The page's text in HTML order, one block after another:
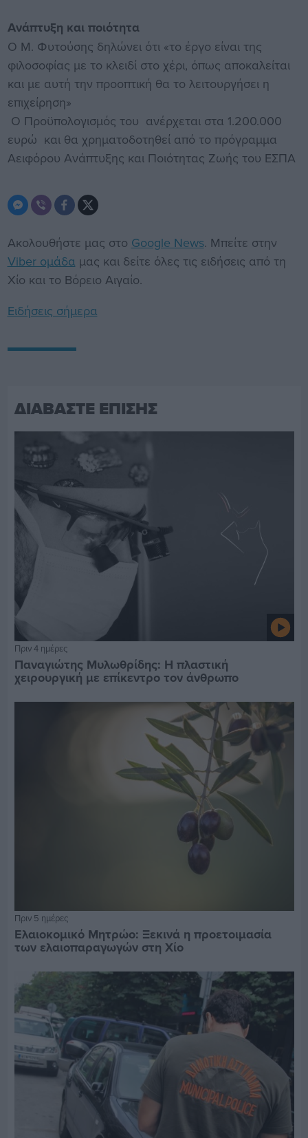
Ανάπτυξη και ποιότητα
Ο Μ. Φυτούσης δηλώνει ότι «το έργο είναι της
φιλοσοφίας με το κλειδί στο χέρι, όπως αποκαλείται
και με αυτή την προοπτική θα το λειτουργήσει η
επιχείρηση»
Ο Προϋπολογισμός του ανέρχεται στα 1.200.000
ευρώ και θα χρηματοδοτηθεί από το πρόγραμμα
Αειφόρου Ανάπτυξης και Ποιότητας Ζωής του ΕΣΠΑ
Ακολουθήστε μας στο Google News. Μπείτε στην
Viber ομάδα μας και δείτε όλες τις ειδήσεις από τη
Χίο και το Βόρειο Αιγαίο.
Ειδήσεις σήμερα
ΔΙΑΒΑΣΤΕ ΕΠΙΣΗΣ
Πριν 4 ημέρες
Παναγιώτης Μυλωθρίδης: Η πλαστική
χειρουργική με επίκεντρο τον άνθρωπο
Πριν 5 ημέρες
Ελαιοκομικό Μητρώο: Ξεκινά η προετοιμασία
των ελαιοπαραγωγών στη Χίο